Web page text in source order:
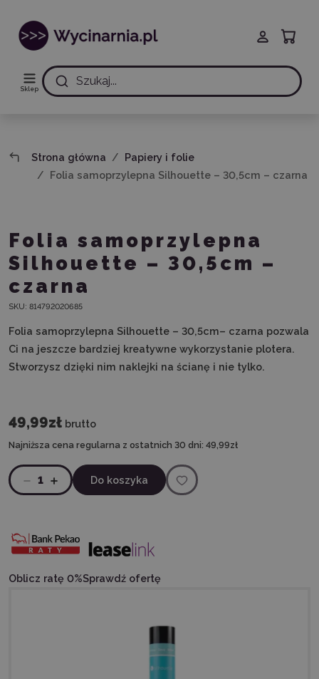
Sklep
Szukaj...
Strona główna
Papiery i folie
Folia samoprzylepna Silhouette – 30,5cm – czarna
Folia samoprzylepna
Silhouette – 30,5cm –
czarna
SKU: 814792020685
Folia samoprzylepna Silhouette – 30,5cm– czarna pozwala
Ci na jeszcze bardziej kreatywne wykorzystanie plotera.
Stworzysz dzięki nim naklejki na ścianę i nie tylko.
49,99zł brutto
Najniższa cena regularna z ostatnich 30 dni: 49,99zł
1 Do koszyka
Oblicz ratę 0%Sprawdź ofertę